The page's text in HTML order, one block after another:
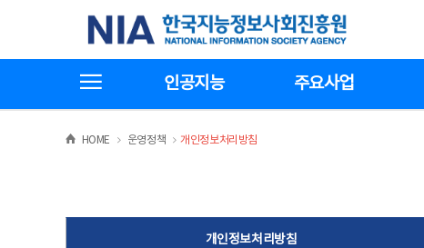
한국지능정보사회진흥원
인공지능 주요사업
HOME >운영정책 >
개인정보처리방침
개인정보처리방침